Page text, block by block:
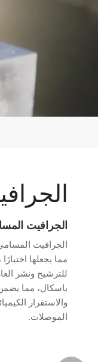
الجرافيت
باسكال، مما يضمن
والاستقرار
الموصلات.